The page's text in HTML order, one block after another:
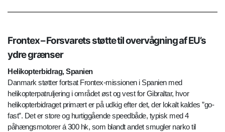
Frontex – Forsvarets støtte til overvågning af EU’s
ydre grænser
Helikopterbidrag, Spanien
Danmark støtter fortsat Frontex-missionen i Spanien med
helikopterpatruljering i området øst og vest for Gibraltar, hvor
helikopterbidraget primært er på udkig efter det, der lokalt kaldes ”go-
fast”. Det er store og hurtiggående speedbåde, typisk med 4
påhængsmotorer á 300 hk, som blandt andet smugler narko til